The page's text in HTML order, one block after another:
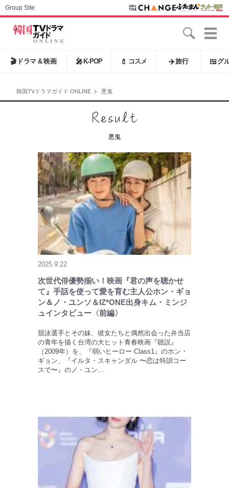
Group Site
🎬 ドラマ & 映画 🎤 K-POP 💄 コスメ ✈️旅行 🍱 グ
韓国TVドラマガイド ONLINE 悪鬼
悪鬼
2025.9.22
次世代俳優勢揃い！映画『君の声を聴かせ
て』手話を使って愛を育む主人公ホン・ギョ
ン＆ノ・ユンソ＆IZ*ONE出身キム・ミンジ
ュインタビュー〈前編〉
競泳選手とその妹、彼女たちと偶然出会った弁当店
の青年を描く台湾の大ヒット青春映画『聴説』
（2009年）を、『弱いヒーロー Class1』のホン・
ギョン、『イルタ・スキャンダル 〜恋は特訓コー
スで〜』のノ・ユン…